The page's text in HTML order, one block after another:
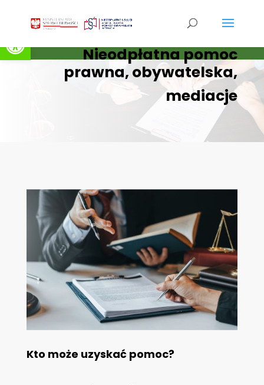
Otwórz pasek narzędzi
Nieodpłatna pomoc
prawna, obywatelska,
mediacje
Kto może uzyskać pomoc?